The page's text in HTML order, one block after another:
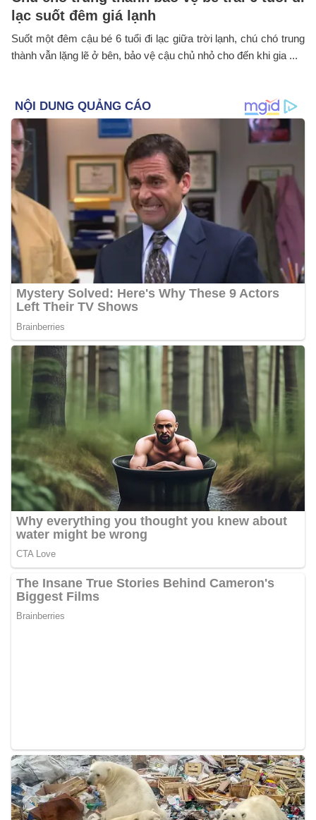
lạc suốt đêm giá lạnh
Suốt một đêm cậu bé 6 tuổi đi lạc giữa trời lạnh, chú chó trung
thành vẫn lặng lẽ ở bên, bảo vệ cậu chủ nhỏ cho đến khi gia ...